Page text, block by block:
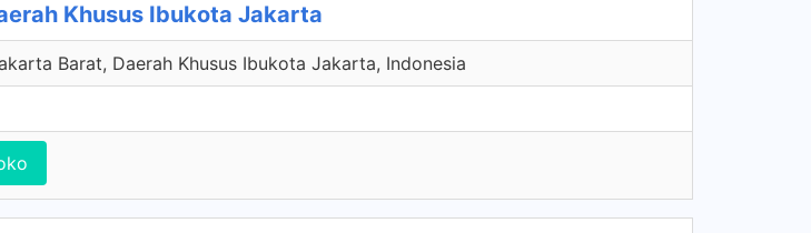
Khusus Ibukota Jakarta
Barat, Daerah Khusus Ibukota Jakarta, Indonesia